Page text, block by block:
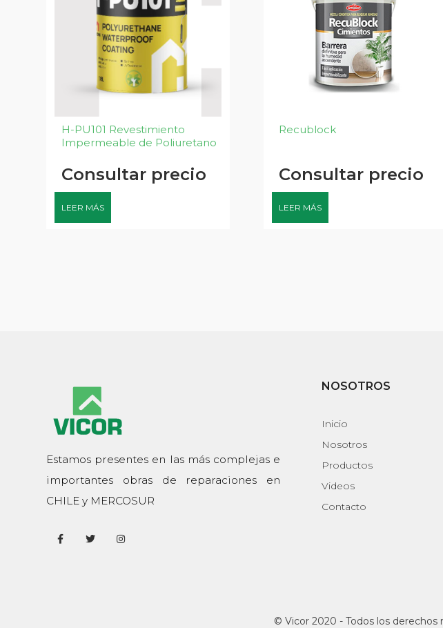
H-PU101 Revestimiento
Impermeable de Poliuretano
Consultar precio
LEER MÁS
Recublock
Consultar precio
LEER MÁS
Estamos presentes en las más complejas e
importantes obras de reparaciones en
CHILE y MERCOSUR
NOSOTROS
Inicio
Nosotros
Productos
Videos
Contacto
© Vicor 2020 - Todos los derechos